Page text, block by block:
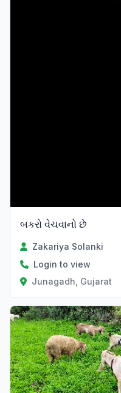
બકરો વેચવાનો છે
Zakariya Solanki
Login to view
Junagadh, Gujarat